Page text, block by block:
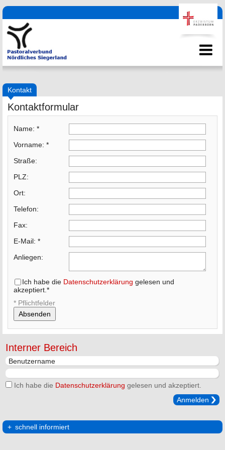
Kontakt
Kontaktformular
Name:*
Vorname:*
Straße:
PLZ:
Ort:
Telefon:
Fax:
E-Mail:*
Anliegen:
Ich habe die Datenschutzerklärung gelesen und
akzeptiert.*
* Pflichtfelder
Absenden
Interner Bereich
Ich habe die Datenschutzerklärung gelesen und akzeptiert.
Anmelden
schnell informiert